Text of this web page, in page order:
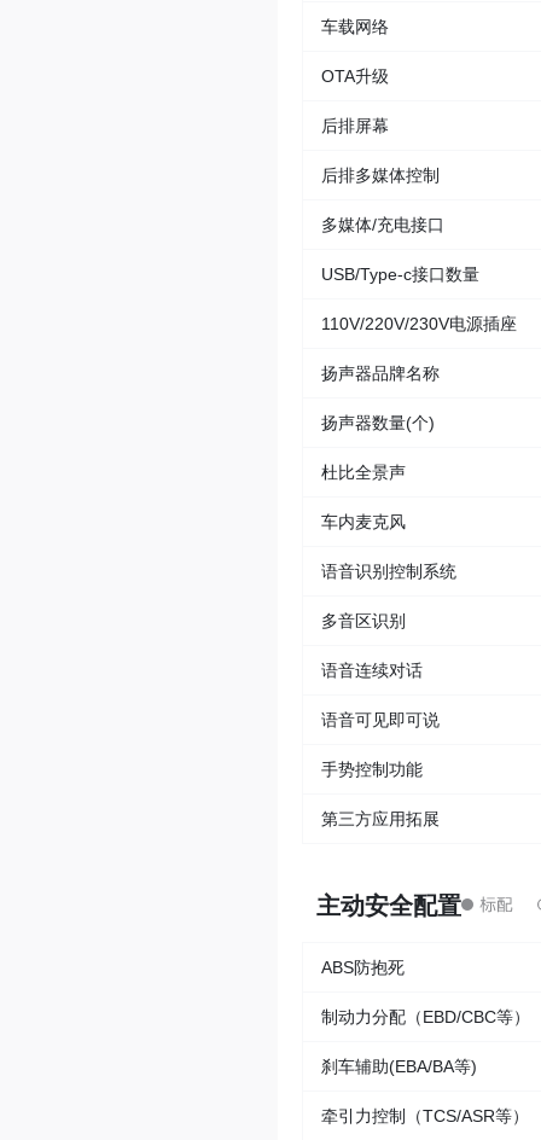
车载网络
OTA升级
后排屏幕
后排多媒体控制
多媒体/充电接口
USB/Type-c接口数量
110V/220V/230V电源插座
扬声器品牌名称
扬声器数量(个)
杜比全景声
车内麦克风
语音识别控制系统
多音区识别
语音连续对话
语音可见即可说
手势控制功能
第三方应用拓展
主动安全配置
ABS防抱死
制动力分配（EBD/CBC等）
刹车辅助(EBA/BA等)
牵引力控制（TCS/ASR等）